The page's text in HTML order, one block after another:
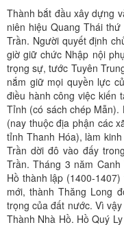
Thành bắt đầu xây dựng
niên hiệu Quang Thái
Trần. Người quyết định
giờ giữ chức Nhập nội
trọng sự, tước Tuyên
nắm giữ mọi quyền lực
điều hành công việc kiến
Tỉnh (có sách chép Mẫn).
(nay thuộc địa phận các
tỉnh Thanh Hóa), làm
Trần dời đô vào đấy
Trần. Tháng 3 năm
Hồ thành lập (1400-
mới, thành Thăng Long
trọng của đất nước. Vì
Thành Nhà Hồ. Hồ Quý